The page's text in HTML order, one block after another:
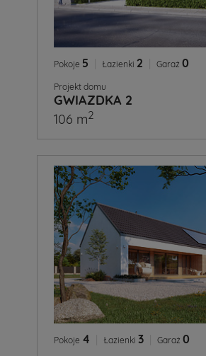
Pokoje 5 Łazienki 2 Garaż 0
Projekt domu
GWIAZDKA 2
106 m2
Pokoje 4 Łazienki 3 Garaż 0